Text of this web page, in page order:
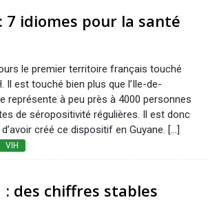
7 idiomes pour la santé
le premier territoire français touché
Il est touché bien plus que l’Ile-de-
représente à peu près à 4000 personnes
de séropositivité régulières. Il est donc
créé ce dispositif en Guyane. [...]
VIH
: des chiffres stables